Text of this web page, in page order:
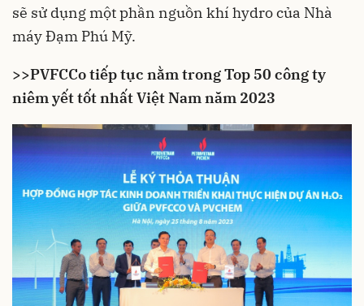
sẽ sử dụng một phần nguồn khí hydro của Nhà
máy Đạm Phú Mỹ.
>>PVFCCo tiếp tục nằm trong Top 50 công ty
niêm yết tốt nhất Việt Nam năm 2023